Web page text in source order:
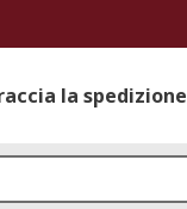
la spedizione